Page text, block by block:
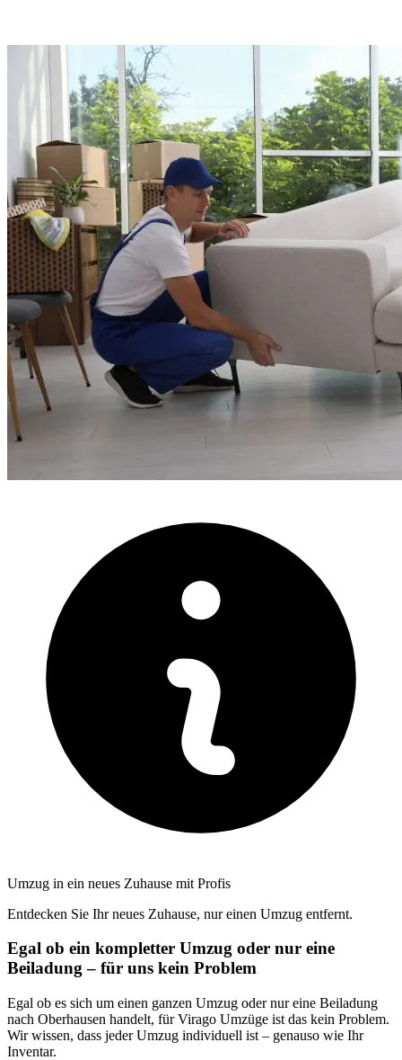
Umzug in ein neues Zuhause mit Profis
Entdecken Sie Ihr neues Zuhause, nur einen Umzug entfernt.
Egal ob ein kompletter Umzug oder nur eine
Beiladung – für uns kein Problem
Egal ob es sich um einen ganzen Umzug oder nur eine Beiladung
nach Oberhausen handelt, für Virago Umzüge ist das kein Problem.
Wir wissen, dass jeder Umzug individuell ist – genauso wie Ihr
Inventar.